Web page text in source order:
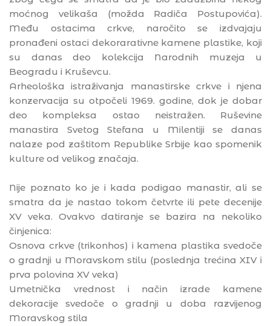
moćnog velikaša (možda Radiča Postupovića).
Među ostacima crkve, naročito se izdvajaju
pronađeni ostaci dekorarativne kamene plastike, koji
su danas deo kolekcija Narodnih muzeja u
Beogradu i Kruševcu.
Arheološka istraživanja manastirske crkve i njena
konzervacija su otpočeli 1969. godine, dok je dobar
deo kompleksa ostao neistražen. Ruševine
manastira Svetog Stefana u Milentiji se danas
nalaze pod zaštitom Republike Srbije kao spomenik
kulture od velikog značaja.
Nije poznato ko je i kada podigao manastir, ali se
smatra da je nastao tokom četvrte ili pete decenije
XV veka. Ovakvo datiranje se bazira na nekoliko
činjenica:
Osnova crkve (trikonhos) i kamena plastika svedoče
o gradnji u Moravskom stilu (poslednja trećina XIV i
prva polovina XV veka)
Umetnička vrednost i način izrade kamene
dekoracije svedoče o gradnji u doba razvijenog
Moravskog stila